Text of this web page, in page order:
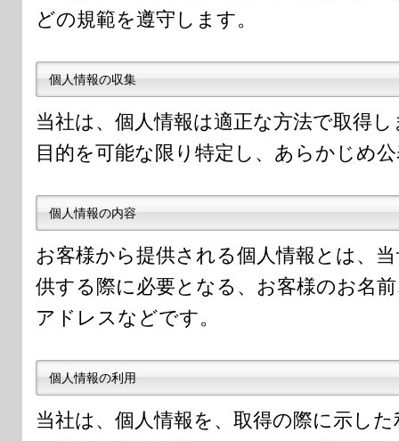
どの規範を遵守します。
個人情報の収集
当社は、個人情報は適正な方法で取得
目的を可能な限り特定し、あらかじめ
個人情報の内容
お客様から提供される個人情報とは、
供する際に必要となる、お客様のお名
アドレスなどです。
個人情報の利用
当社は、個人情報を、取得の際に示し